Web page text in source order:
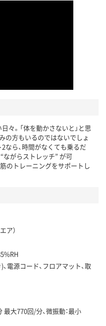
々。「体を動かさないと」と思
の方もいるのではないでしょ
なら、時間がなくても乗るだ
“ながらストレッチ” が可
のトレーニングをサポートし
ア）
電源コード、フロアマット、取
最大770回/分、微振動：最小